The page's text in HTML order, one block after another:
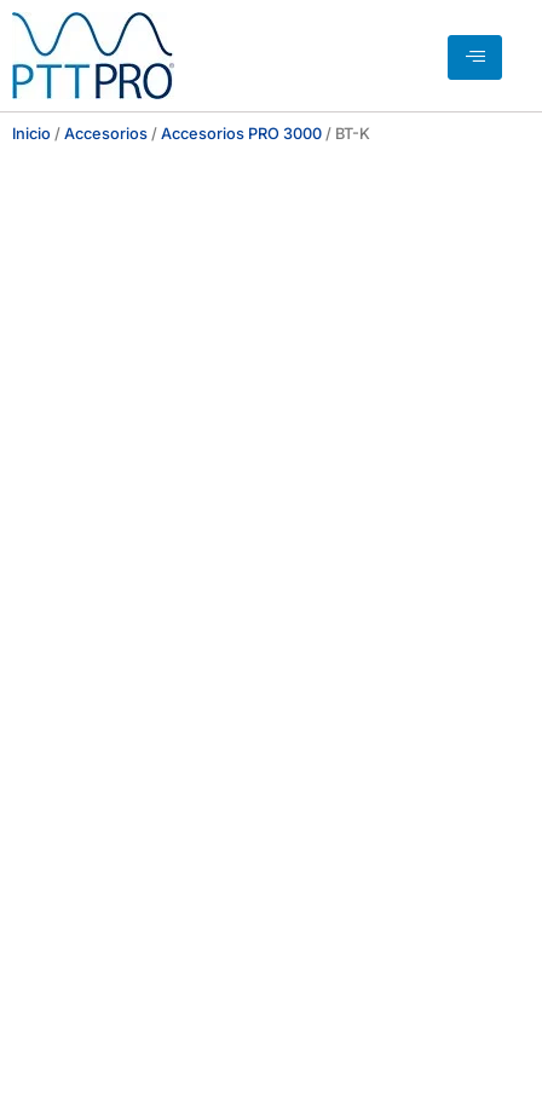
Inicio / Accesorios / Accesorios PRO 3000 / BT-K